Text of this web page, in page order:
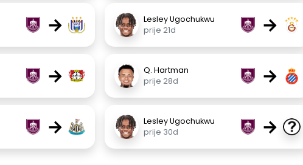
→
Lesley Ugochukwu
prije 21d
→
→
Q. Hartman
prije 28d
→
→
Lesley Ugochukwu
prije 30d
→